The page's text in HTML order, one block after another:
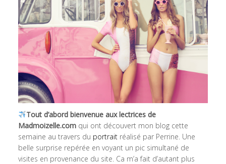
Tout d’abord bienvenue aux lectrices de
Madmoizelle.comqui ont découvert mon blog cette
semaine au travers du portraitréalisé par Perrine. Une
belle surprise repérée en voyant un pic simultané de
visites en provenance du site. Ca m’a fait d’autant plus